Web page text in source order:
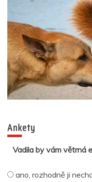
Ankety
Vadila by vám větrná
ano, rozhodně ji